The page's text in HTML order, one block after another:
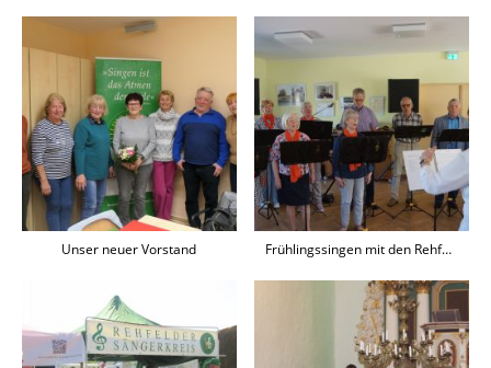
Unser neuer Vorstand Frühlingssingen mit den Rehfelder Senioren